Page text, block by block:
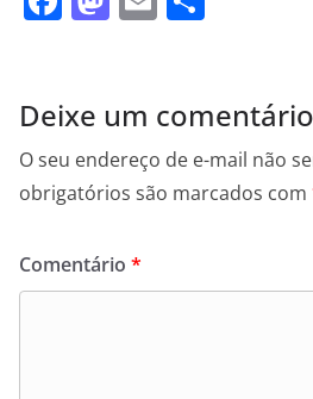
e
b
o
k
o
d
o
l e
Deixe um comentário
O seu endereço de e-mail não
obrigatórios são marcados com
Comentário *